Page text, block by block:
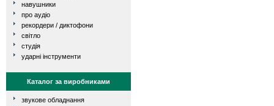
навушники
про аудіо
рекордери / диктофони
світло
студія
ударні інструменти
Каталог за виробниками
звукове обладнання